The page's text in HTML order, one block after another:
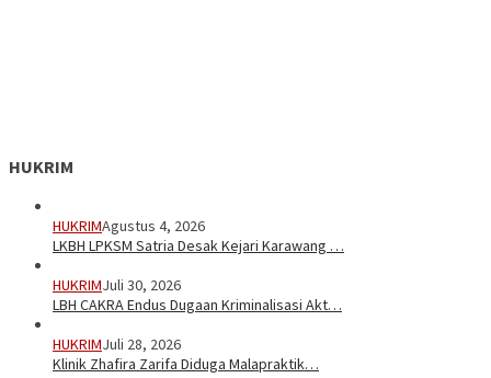
HUKRIM
HUKRIMAgustus 4, 2026
LKBH LPKSM Satria Desak Kejari Karawang …
HUKRIMJuli 30, 2026
LBH CAKRA Endus Dugaan Kriminalisasi Akt…
HUKRIMJuli 28, 2026
Klinik Zhafira Zarifa Diduga Malapraktik…